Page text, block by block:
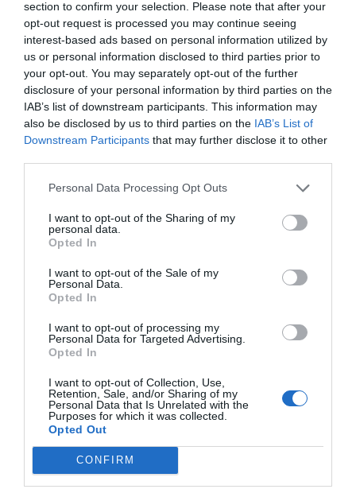
section to confirm your selection. Please note that after your
opt-out request is processed you may continue seeing
interest-based ads based on personal information utilized by
us or personal information disclosed to third parties prior to
your opt-out. You may separately opt-out of the further
disclosure of your personal information by third parties on the
IAB’s list of downstream participants. This information may
also be disclosed by us to third parties on the IAB’s List of
Downstream Participants that may further disclose it to other
Personal Data Processing Opt Outs
I want to opt-out of the Sharing of my
personal data.
Opted In
I want to opt-out of the Sale of my
Personal Data.
Opted In
I want to opt-out of processing my
Personal Data for Targeted Advertising.
Opted In
I want to opt-out of Collection, Use,
Retention, Sale, and/or Sharing of my
Personal Data that Is Unrelated with the
Purposes for which it was collected.
Opted Out
CONFIRM
παιχνίδια Educo;
Η Educo ξεχωρίζει γιατί παρέχεισαφείς
κατευθυντήριες γραμμέςγια τη μάθηση και τη
διδασκαλία. Τα προϊόντα της είναι προσεκτικά
κατηγοριοποιημένα σε ενότητες, καθεμία από τις
οποίες εξυπηρετεί έναν συγκεκριμένο αναπτυξιακό
στόχο:
Ανάπτυξη Δεξιοτήτων:Από τη λεπτή κινητικότητα
έως τη λογική σκέψη.
Διέγερση Εμπειρίας: Κάθε παζλ και παιχνίδι είναι
Παιδαγωγική Δομή:Ιδανικά για χρήση τόσο στο
σπίτι όσο και σε σχολικά περιβάλλοντα (Montessori,
Νηπιαγωγεία).
Ένας Όμιλος, Ένας Κόσμος Γνώσης
Η Educo αποτελεί μέρος μιας μεγάλης οικογένειας
Heutinkανήκουν επίσης παγκοσμίου φήμης brands,
διασφαλίζοντας την κορυφαία ποιότητα και την
παιδαγωγική εγκυρότητα:
Μοντεσσόρι.
Jegro:Εξειδικευμένα εργαλεία για τα μαθηματικά και
τη γλώσσα.
των παιδιών στο σπίτι.
Η αποστολή μας:Να κάνουμε κάθε παιδί να
χαμογελά ενώ ανακαλύπτει τον κόσμο. Γιατί όταν το
παιχνίδι συνδυάζεται με τη μάθηση, το αποτέλεσμα
είναι η ευτυχία!